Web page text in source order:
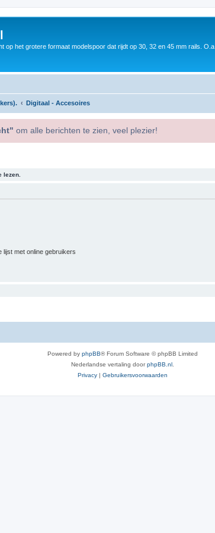
op het grotere formaat modelspoor dat rijdt op 30, 32 en 45 mm rails. O.a
Digitaal - Accesoires
om alle berichten te zien, veel plezier!
lezen.
lijst met online gebruikers
Powered by phpBB® Forum Software © phpBB Limited
Nederlandse vertaling doorphpBB.nl.
Privacy | Gebruikersvoorwaarden